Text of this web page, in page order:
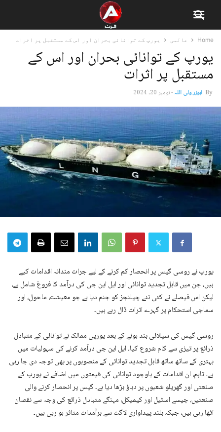
Home عالمی یورپ کے توانائی بحران اور اس کے مستقبل پر اثرات
یورپ کے توانائی بحران اور اس کے
مستقبل پر اثرات
By ابوزر ولی اللہ-نومبر 20, 2024
یورپ نے روسی گیس پر انحصار کم کرنے کے لیے جرات مندانہ اقدامات کیے
ہیں، جن میں قابل تجدید توانائی اور ایل این جی کی درآمد کا فروغ شامل ہے،
لیکن اس فیصلے نے کئی نئے چیلنجز کو جنم دیا ہے جو معیشت، ماحول، اور
سماجی استحکام پر گہرے اثرات ڈال رہے ہیں۔
روسی گیس کی سپلائی بند ہونے کے بعد یورپی ممالک نے توانائی کے متبادل
ذرائع پر تیزی سے کام شروع کیا۔ ایل این جی درآمد کرنے کی سہولیات میں
بہتری کے ساتھ ساتھ قابل تجدید توانائی کے منصوبوں پر بھی توجہ دی جا رہی
ہے۔ تاہم، ان اقدامات کے باوجود توانائی کی قیمتوں میں اضافے نے یورپ کے
صنعتی اور گھریلو شعبوں پر دباؤ بڑھا دیا ہے۔ گیس پر انحصار کرنے والی
صنعتیں، جیسے اسٹیل اور کیمیکل، مہنگے متبادل ذرائع کی وجہ سے نقصان
اٹھا رہی ہیں، جبکہ بلند پیداواری لاگت سے برآمدات متاثر ہو رہی ہیں۔